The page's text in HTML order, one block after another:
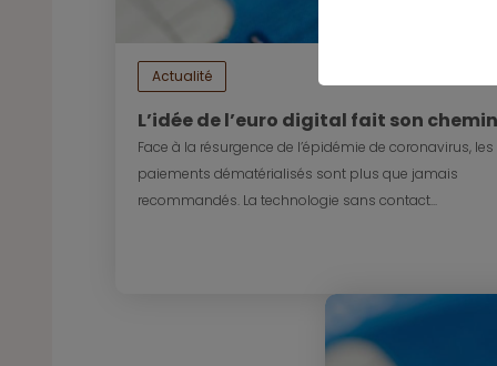
Actualité
L’idée de l’euro digital fait son chemin
Face à la résurgence de l’épidémie de coronavirus, les
paiements dématérialisés sont plus que jamais
recommandés. La technologie sans contact...